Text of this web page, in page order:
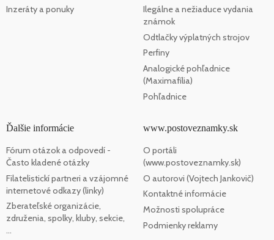
Inzeráty a ponuky
Ilegálne a nežiaduce vydania
známok
Odtlačky výplatných strojov
Perfiny
Analogické pohľadnice
(Maximafília)
Pohľadnice
Ďalšie informácie
Fórum otázok a odpovedí -
Často kladené otázky
Filatelistickí partneri a vzájomné
internetové odkazy (linky)
Zberateľské organizácie,
združenia, spolky, kluby, sekcie,
...
www.postoveznamky.sk
O portáli
(www.postoveznamky.sk)
O autorovi (Vojtech Jankovič)
Kontaktné informácie
Možnosti spolupráce
Podmienky reklamy